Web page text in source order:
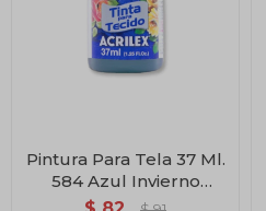
Pintura Para Tela 37 Ml.
584 Azul Invierno
Acrilex